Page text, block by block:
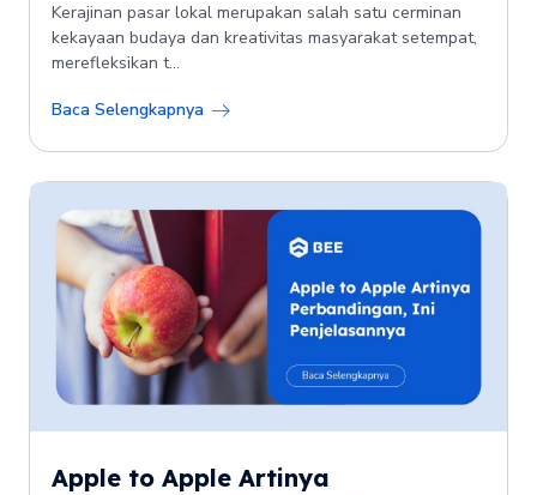
Kerajinan pasar lokal merupakan salah satu cerminan
kekayaan budaya dan kreativitas masyarakat setempat,
merefleksikan t...
Baca Selengkapnya
Apple to Apple Artinya